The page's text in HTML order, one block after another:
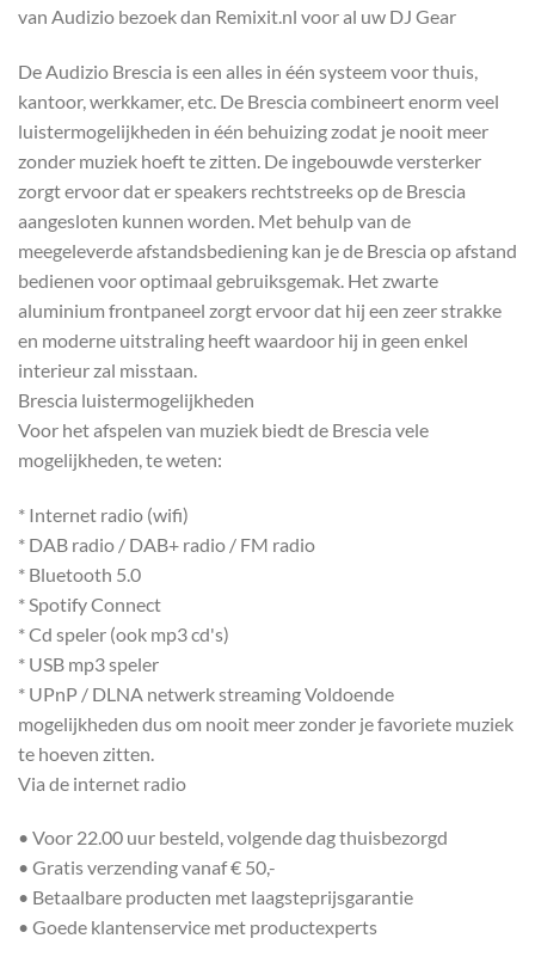
van Audizio bezoek dan Remixit.nl voor al uw DJ Gear
De Audizio Brescia is een alles in één systeem voor thuis,
kantoor, werkkamer, etc. De Brescia combineert enorm veel
luistermogelijkheden in één behuizing zodat je nooit meer
zonder muziek hoeft te zitten. De ingebouwde versterker
zorgt ervoor dat er speakers rechtstreeks op de Brescia
aangesloten kunnen worden. Met behulp van de
meegeleverde afstandsbediening kan je de Brescia op afstand
bedienen voor optimaal gebruiksgemak. Het zwarte
aluminium frontpaneel zorgt ervoor dat hij een zeer strakke
en moderne uitstraling heeft waardoor hij in geen enkel
interieur zal misstaan.
Brescia luistermogelijkheden
Voor het afspelen van muziek biedt de Brescia vele
mogelijkheden, te weten:
* Internet radio (wifi)
* DAB radio / DAB+ radio / FM radio
* Bluetooth 5.0
* Spotify Connect
* Cd speler (ook mp3 cd's)
* USB mp3 speler
* UPnP / DLNA netwerk streaming Voldoende
mogelijkheden dus om nooit meer zonder je favoriete muziek
te hoeven zitten.
Via de internet radio
• Voor 22.00 uur besteld, volgende dag thuisbezorgd
• Gratis verzending vanaf € 50,-
• Betaalbare producten met laagsteprijsgarantie
• Goede klantenservice met productexperts